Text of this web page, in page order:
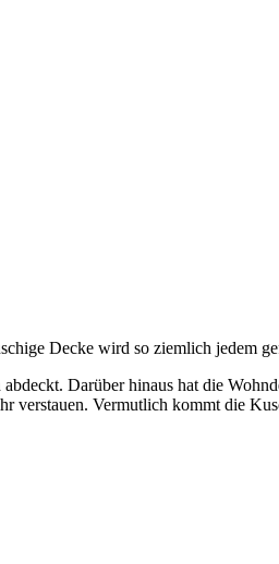
Decke wird so ziemlich jedem
Darüber hinaus hat die
verstauen. Vermutlich kommt die